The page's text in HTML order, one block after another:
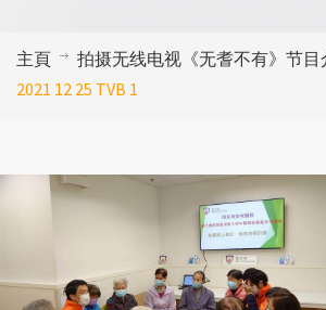
主頁
拍摄无线电视《无耆不有》节目
2021 12 25 TVB 1